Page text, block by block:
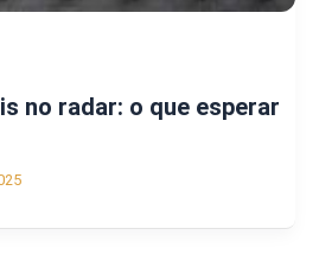
no radar: o que esperar